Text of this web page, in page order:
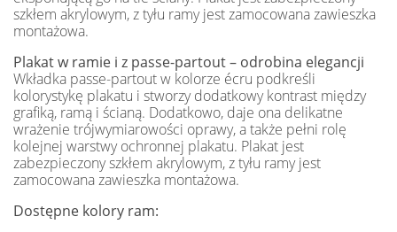
szkłem akrylowym, z tyłu ramy jest zamocowana zawieszka
montażowa.
Plakat w ramie i z passe-partout – odrobina elegancji
Wkładka passe-partout w kolorze écru podkreśli
kolorystykę plakatu i stworzy dodatkowy kontrast między
grafiką, ramą i ścianą. Dodatkowo, daje ona delikatne
wrażenie trójwymiarowości oprawy, a także pełni rolę
kolejnej warstwy ochronnej plakatu. Plakat jest
zabezpieczony szkłem akrylowym, z tyłu ramy jest
zamocowana zawieszka montażowa.
Dostępne kolory ram: